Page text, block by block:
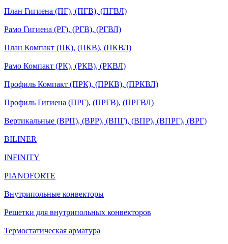
План Гигиена (ПГ), (ПГВ), (ПГВЛ)
Рамо Гигиена (РГ), (РГВ), (РГВЛ)
План Компакт (ПК), (ПКВ), (ПКВЛ)
Рамо Компакт (РК), (РКВ), (РКВЛ)
Профиль Компакт (ПРК), (ПРКВ), (ПРКВЛ)
Профиль Гигиена (ПРГ), (ПРГВ), (ПРГВЛ)
Вертикальные (ВРП), (ВРР), (ВПГ), (ВПР), (ВПРГ), (ВРГ)
BILINER
INFINITY
PIANOFORTE
Внутрипольные конвекторы
Решетки для внутрипольных конвекторов
Термостатическая арматура